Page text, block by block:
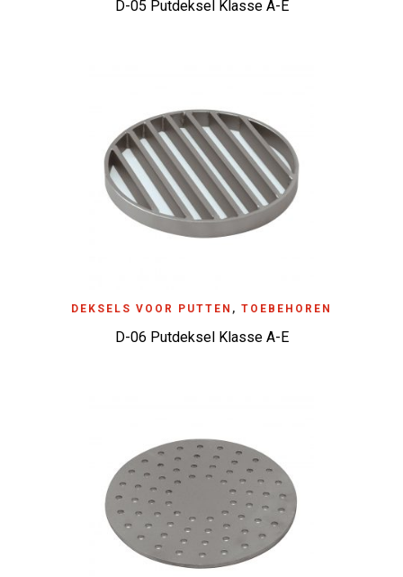
D-05 Putdeksel Klasse A-E
DEKSELS VOOR PUTTEN , TOEBEHOREN
D-06 Putdeksel Klasse A-E